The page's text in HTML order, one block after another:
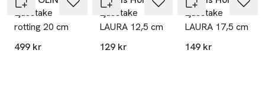
Ljusstake
rotting 20 cm
499 kr
Ljusstake
LAURA 12,5 cm
129 kr
Ljusstake
LAURA 17,5 cm
149 kr